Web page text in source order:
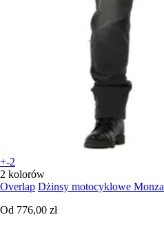
+-2
2 kolorów
Overlap Dżinsy motocyklowe Monza
Od 776,00 zł